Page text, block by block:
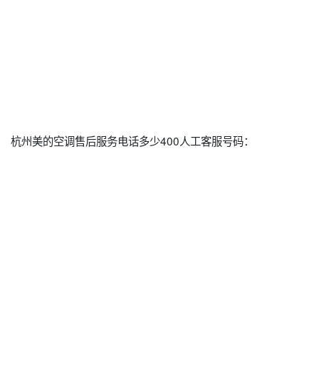
杭州美的空调售后服务电话多少400人工客服号码：